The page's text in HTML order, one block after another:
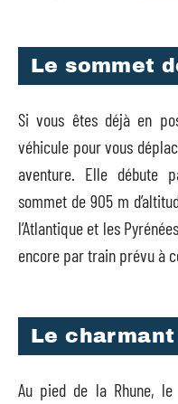
Le sommet
Si vous êtes déjà en
véhicule pour vous
aventure. Elle débute
sommet de 905 m
l’Atlantique et les
encore par train prévu à
Le
Au pied de la Rhune,